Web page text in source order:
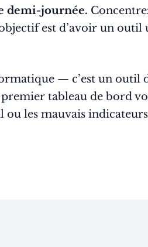
demi-journée.
est d’avoir un outil
— c’est un outil
tableau de bord
ou les mauvais